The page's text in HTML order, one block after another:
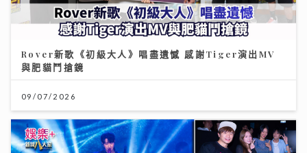
Rover新歌《初級大人》唱盡遺憾 感謝Tiger演出MV
與肥貓鬥搶鏡
09/07/2026